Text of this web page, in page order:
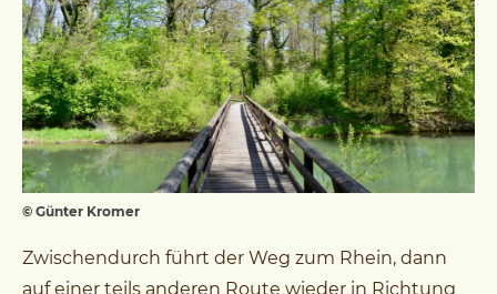
© Günter Kromer
Zwischendurch führt der Weg zum Rhein, dann
auf einer teils anderen Route wieder in Richtung